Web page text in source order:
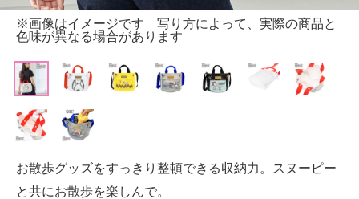
※画像はイメージです 写り方によって、実際の商品と
色味が異なる場合があります
お散歩グッズをすっきり整頓できる収納力。スヌーピー
と共にお散歩を楽しんで。